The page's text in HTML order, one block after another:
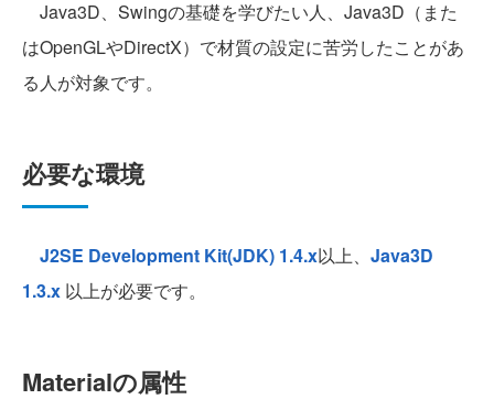
Java3D、Swingの基礎を学びたい人、Java3D（また
はOpenGLやDirectX）で材質の設定に苦労したことがあ
る人が対象です。
必要な環境
J2SE Development Kit(JDK) 1.4.x以上、 Java3D
1.3.x 以上が必要です。
Materialの属性